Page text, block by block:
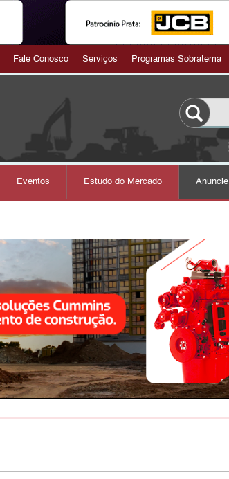
Fale Conosco Serviços Programas Sobratema
Eventos Estudo do Mercado Anuncie